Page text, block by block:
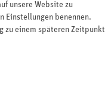
unsere Website zu
Einstellungen benennen.
zu einem späteren Zeitpunkt